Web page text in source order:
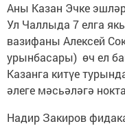
Аны Казан Эчке
Ул Чаллыда 7 елга
вазифаны Алексей
урынбасары) өч ел
Казанга китүе
әлеге мәсьәләгә
Надир Закиров